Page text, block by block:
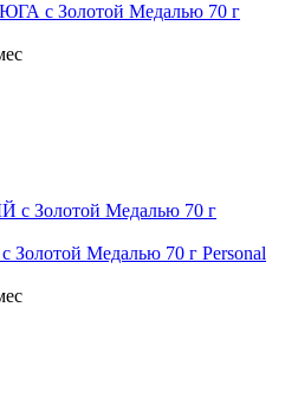
с Золотой Медалью 70 г
Медалью 70 г Personal